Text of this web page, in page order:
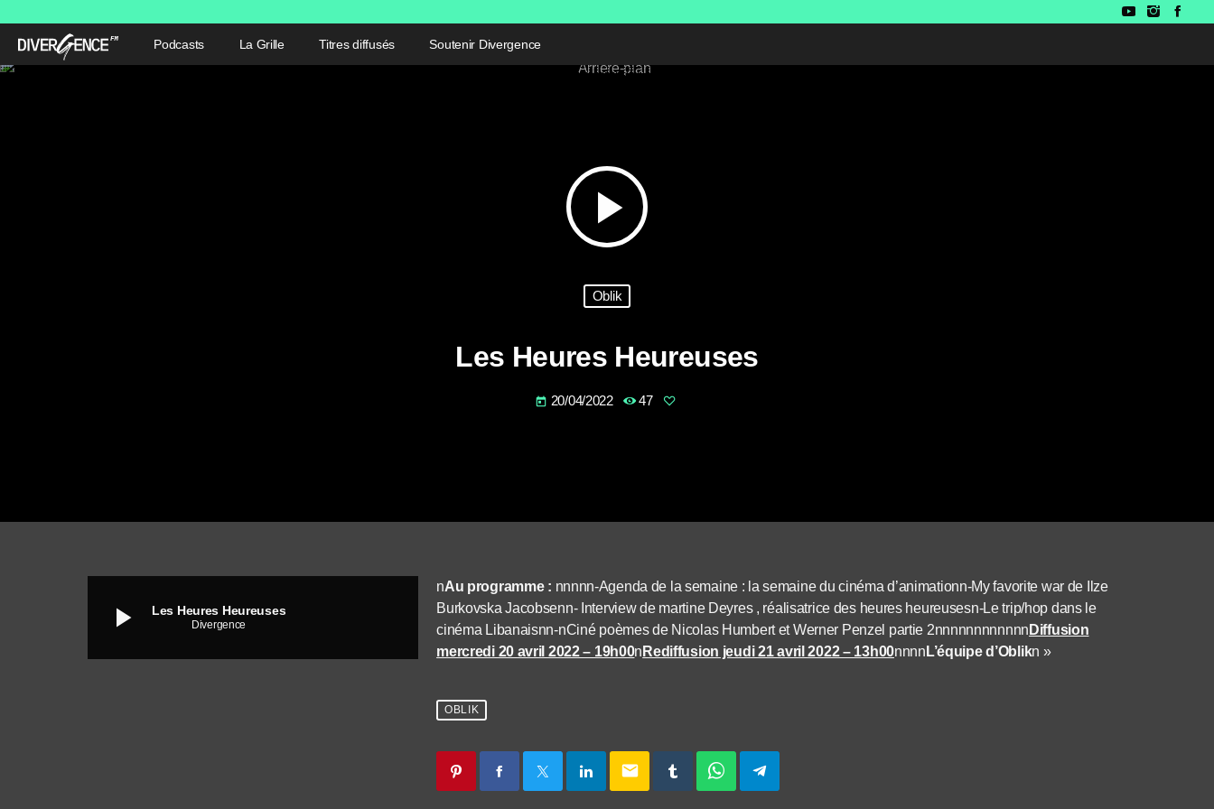
Podcasts La Grille Titres diffusés Soutenir Divergence
play_arrow
Oblik
Les Heures Heureuses
today 20/04/2022 47
play_arrow Les Heures Heureuses
Divergence
nAu programme : nnnnn-Agenda de la semaine : la semaine du cinéma d’animationn-My favorite war de Ilze
Burkovska Jacobsenn- Interview de martine Deyres , réalisatrice des heures heureusesn-Le trip/hop dans le
cinéma Libanaisnn-nCiné poèmes de Nicolas Humbert et Werner Penzel partie 2nnnnnnnnnnnn Diffusion
mercredi 20 avril 2022 – 19h00n Rediffusion jeudi 21 avril 2022 – 13h00nnnn L’équipe d’Oblikn »
OBLIK
email